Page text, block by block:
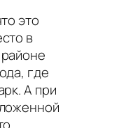
это
в
где
А при